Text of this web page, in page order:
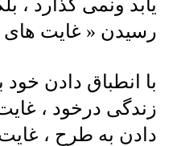
یابد ونمی گذارد ،
رسیدن « غایت های
با انطباق دادن خود
زندگی درخود ،
دادن به طرح ،